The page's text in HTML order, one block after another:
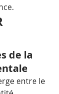
de la
entre le